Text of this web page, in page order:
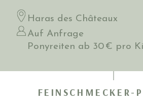
Haras des Châteaux
Auf Anfrage
Ponyreiten ab 30 € pro
FEINSCHMECKER-